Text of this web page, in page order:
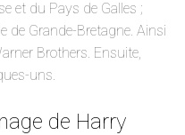
et du Pays de Galles ;
de Grande-Bretagne. Ainsi
Brothers. Ensuite,
uns.
de Harry